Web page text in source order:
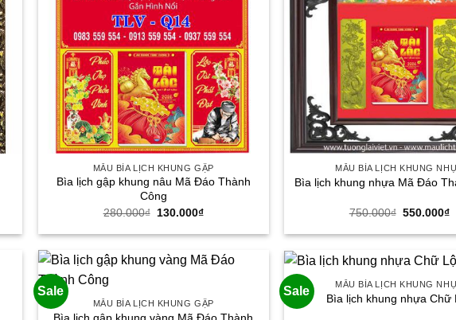
MẪU BÌA LỊCH KHUNG GẬP
Bìa lịch gập khung nâu Mã Đáo Thành
Công
280.000₫ Giá
là:
130.000₫Giá
tại
130.000₫.
MẪU BÌA LỊCH KHUNG
Bìa lịch khung nhựa Mã Đáo
750.000₫ Giá
là:
550.000₫
Sale
MẪU BÌA LỊCH KHUNG GẬP
Bìa lịch gập khung vàng Mã Đáo Thành
Sale MẪU BÌA LỊCH KHUNG
Bìa lịch khung nhựa Chữ